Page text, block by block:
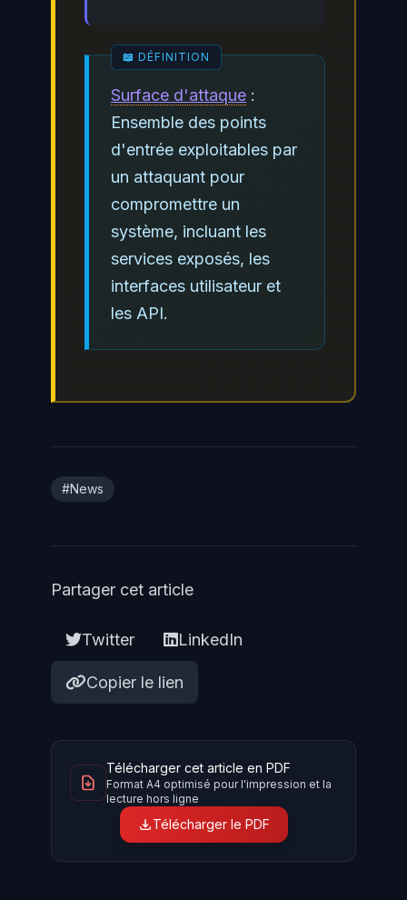
Surface d'attaque :
Ensemble des points
d'entrée exploitables par
un attaquant pour
compromettre un
système, incluant les
services exposés, les
interfaces utilisateur et
les API.
#News
Partager cet article
Twitter LinkedIn
Copier le lien
Télécharger cet article en PDF
Format A4 optimisé pour l'impression et la
lecture hors ligne
Télécharger le PDF